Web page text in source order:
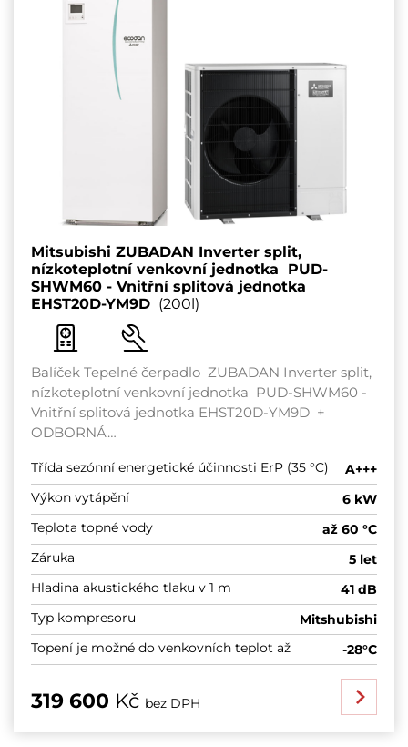
Mitsubishi ZUBADAN Inverter split,
nízkoteplotní venkovní jednotka PUD-
SHWM60 - Vnitřní splitová jednotka
EHST20D-YM9D (200l)
Balíček Tepelné čerpadlo ZUBADAN Inverter split,
nízkoteplotní venkovní jednotka PUD-SHWM60 -
Vnitřní splitová jednotka EHST20D-YM9D +
ODBORNÁ…
Třída sezónní energetické účinnosti ErP (35 °C)
A+++
Výkon vytápění
6 kW
Teplota topné vody
až 60 °C
Záruka
5 let
Hladina akustického tlaku v 1 m
41 dB
Typ kompresoru
Mitshubishi
Topení je možné do venkovních teplot až
-28°C
319 600 Kč bez DPH